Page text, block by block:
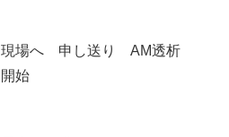
現場へ 申し送り AM透析
開始